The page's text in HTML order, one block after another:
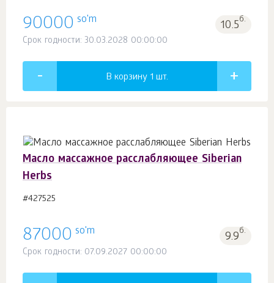
90000 so'm 10.5б.
Срок годности: 30.03.2028 00:00:00
В корзину 1 шт.
Масло массажное расслабляющее Siberian
Herbs
#427525
87000 so'm 9.9б.
Срок годности: 07.09.2027 00:00:00